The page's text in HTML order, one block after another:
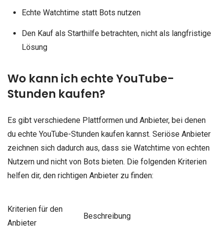
Echte Watchtime statt Bots nutzen
Den Kauf als Starthilfe betrachten, nicht als langfristige
Lösung
Wo kann ich echte YouTube-
Stunden kaufen?
Es gibt verschiedene Plattformen und Anbieter, bei denen
du echte YouTube-Stunden kaufen kannst. Seriöse Anbieter
zeichnen sich dadurch aus, dass sie Watchtime von echten
Nutzern und nicht von Bots bieten. Die folgenden Kriterien
helfen dir, den richtigen Anbieter zu finden:
Kriterien für den
Anbieter
Beschreibung